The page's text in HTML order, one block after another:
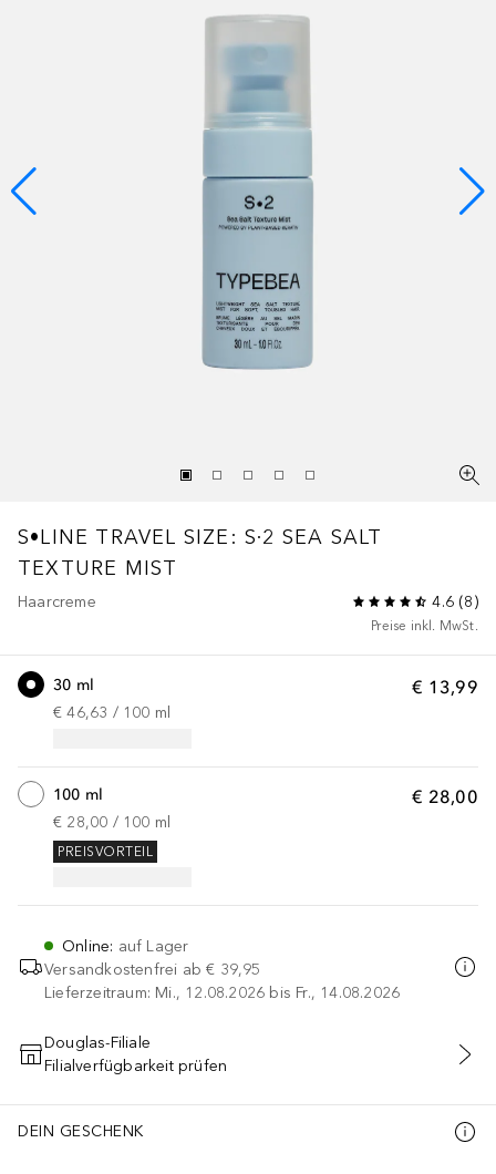
S•LINE TRAVEL SIZE: S·2 SEA SALT
TEXTURE MIST
Haarcreme 4.6 (8)
Preise inkl. MwSt.
€ 13,99
30 ml
€ 46,63 / 100 ml
€ 28,00
100 ml
€ 28,00 / 100 ml
PREISVORTEIL
Online: auf Lager
Versandkostenfrei ab € 39,95
Lieferzeitraum: Mi., 12.08.2026 bis Fr., 14.08.2026
IN DEN WARENKORB
Douglas-Filiale
Filialverfügbarkeit prüfen
DEIN GESCHENK